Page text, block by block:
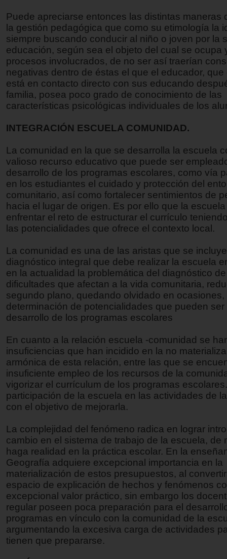
Puede apreciarse entonces las distintas maneras
la gestión pedagógica que como su etimología la
siempre buscando conducir al niño o joven por la
educación, según sea el objeto del cual se ocupa
procesos involucrados, de no ser así traerían
negativas dentro de éstas el que el educador, que
está en contacto directo con sus educando
familia, posea poco grado de conocimiento de las
características psicológicas individuales de los
INTEGRACIÓN ESCUELA COMUNIDAD.
La comunidad en la que se desarrolla la escuela
valioso recurso educativo que puede ser
desarrollo de los programas escolares, como vía
en los estudiantes el cuidado y protección del
comunitario, así como fortalecer sentimientos de
hacia el lugar de origen. Es por ello que la
enfrentar el reto de estructurar el currículo
las potencialidades que ofrece el contexto local.
La comunidad es una de las aristas que se
diagnóstico integral que debe realizar la escuela
en la actualidad la problemática del diagnóstico
dificultades que afectan a la vida comunitaria,
segundo plano, quedando olvidado en ocasiones,
determinación de potencialidades que pueden
desarrollo de los programas escolares
En cuanto a la relación escuela -comunidad se
insuficiencias que han incidido en la no
armónica de esta relación, entre las que se
insuficiente empleo de los recursos de la
vigorizar el currículum de los programas
participación de la escuela en las actividades de
con el objetivo de mejorarla.
La complejidad del fenómeno radica en lograr
cambio en el sistema de trabajo de la escuela, de
haga realidad en la práctica escolar. En la
Geografía adquiere excepcional importancia en la
materialización de estos presupuestos, al
espacio de explicación de hechos y fenómenos
excepcional valor práctico, sin embargo los
regular poseen poca preparación para el
programas en vínculo con la comunidad de la
argumentando la excesiva carga de actividades
tienen que prepararse.